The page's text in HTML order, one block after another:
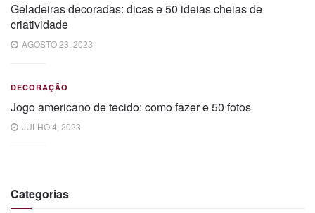
Geladeiras decoradas: dicas e 50 ideias cheias de
criatividade
AGOSTO 23, 2023
DECORAÇÃO
Jogo americano de tecido: como fazer e 50 fotos
JULHO 4, 2023
Categorias